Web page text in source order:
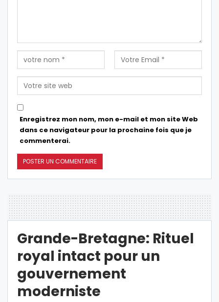
Enregistrez mon nom, mon e-mail et mon site Web
dans ce navigateur pour la prochaine fois que je
commenterai.
Grande-Bretagne: Rituel
royal intact pour un
gouvernement
moderniste